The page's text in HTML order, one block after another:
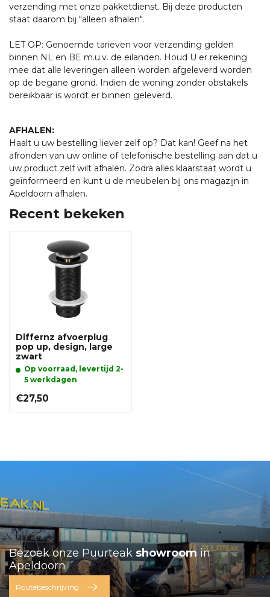
verzending met onze pakketdienst. Bij deze producten
staat daarom bij "alleen afhalen".
LET OP: Genoemde tarieven voor verzending gelden
binnen NL en BE m.u.v. de eilanden. Houd U er rekening
mee dat alle leveringen alleen worden afgeleverd worden
op de begane grond. Indien de woning zonder obstakels
bereikbaar is wordt er binnen geleverd.
AFHALEN:
Haalt u uw bestelling liever zelf op? Dat kan! Geef na het
afronden van uw online of telefonische bestelling aan dat u
uw product zelf wilt afhalen. Zodra alles klaarstaat wordt u
geïnformeerd en kunt u de meubelen bij ons magazijn in
Apeldoorn afhalen.
Recent bekeken
Differnz afvoerplug
pop up, design, large
zwart
Op voorraad, levertijd 2-
5 werkdagen
€27,50
Bezoek onze Puurteak showroom in
Apeldoorn
Routebeschrijving